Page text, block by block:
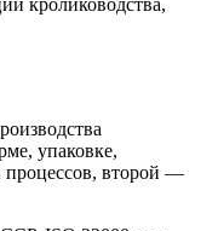
упаковке,
процессов, второй —